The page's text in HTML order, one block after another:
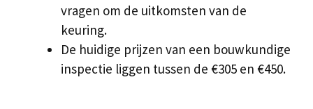
vragen om de uitkomsten van de
keuring.
De huidige prijzen van een bouwkundige
inspectie liggen tussen de €305 en €450.